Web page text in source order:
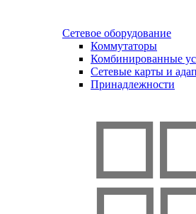
Сетевое оборудование
Коммутаторы
Комбинированные
Сетевые карты и
Принадлежности